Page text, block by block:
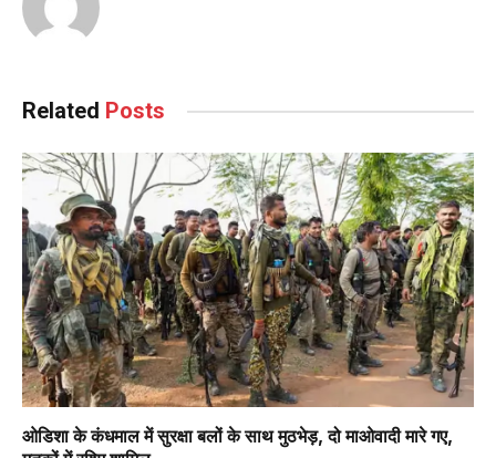
Related Posts
ओडिशा के कंधमाल में सुरक्षा बलों के साथ मुठभेड़, दो माओवादी मारे गए,